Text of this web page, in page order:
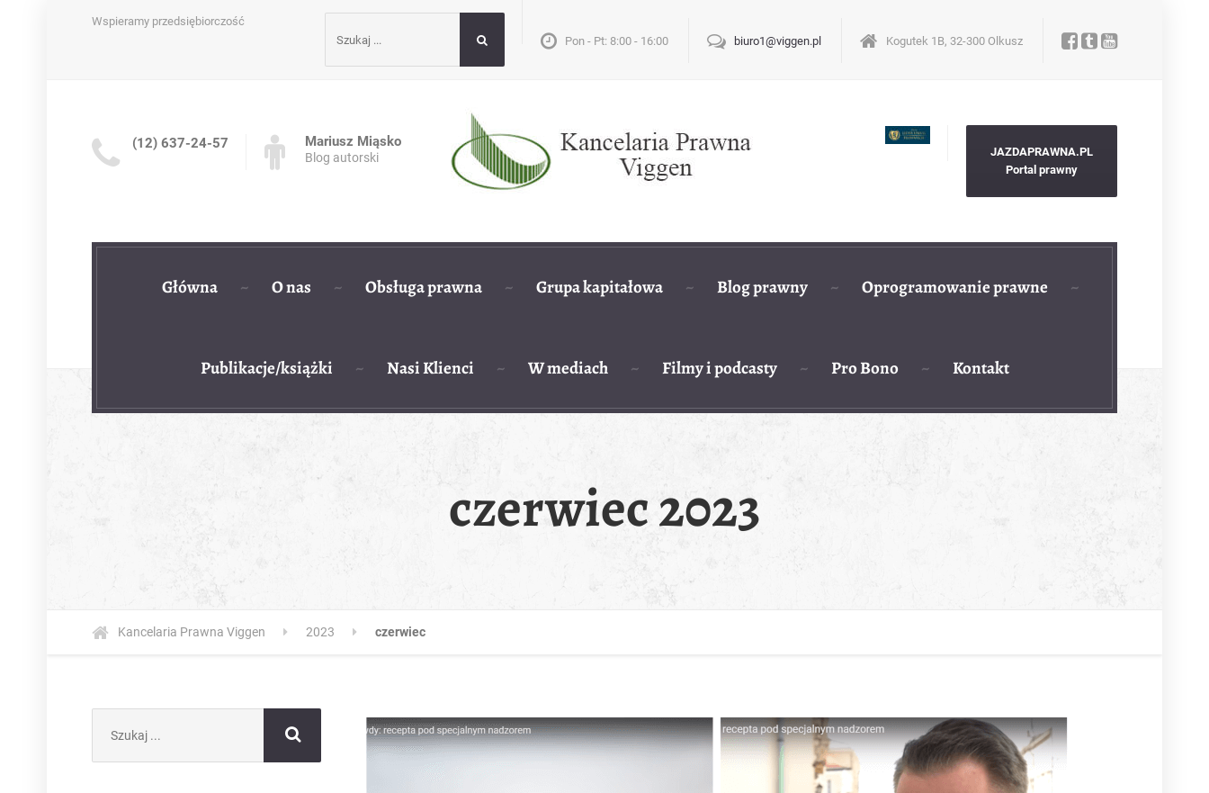
Wspieramy przedsiębiorczość
Pon - Pt: 8:00 - 16:00
biuro1@viggen.pl Kogutek 1B, 32-300 Olkusz
(12) 637-24-57 Mariusz Miąsko
Blog autorski
JAZDAPRAWNA.PL
Portal prawny
Główna O nas Obsługa prawna Grupa kapitałowa Blog prawny Oprogramowanie prawne
Publikacje/książki Nasi Klienci W mediach Filmy i podcasty Pro Bono Kontakt
czerwiec 2023
Kancelaria Prawna Viggen 2023 czerwiec